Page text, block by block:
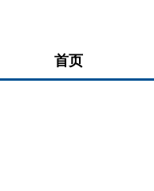
首页